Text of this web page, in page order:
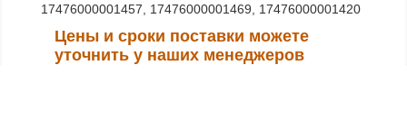
17476000001457, 17476000001469, 17476000001420
Цены и сроки поставки можете
уточнить у наших менеджеров